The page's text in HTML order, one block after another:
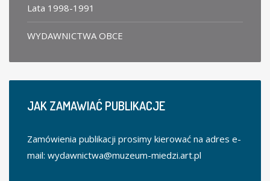
Lata 1998-1991
WYDAWNICTWA OBCE
JAKZAMAWIAĆ PUBLIKACJE
Zamówienia publikacji prosimy kierować na adres e-
mail: wydawnictwa@muzeum-miedzi.art.pl